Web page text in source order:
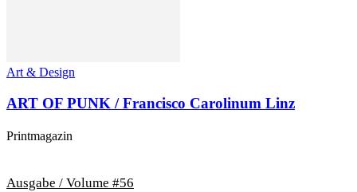
Art & Design
ART OF PUNK / Francisco Carolinum Linz
Printmagazin
Ausgabe / Volume #56